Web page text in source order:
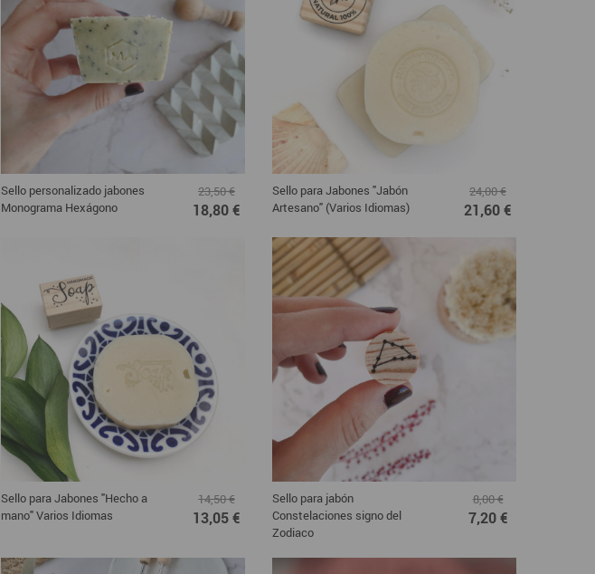
Sello personalizado jabones
Monograma Hexágono
23,50 €
18,80 €
Sello para Jabones "Jabón
Artesano" (Varios Idiomas)
24,00 €
21,60 €
Sello para Jabones "Hecho a
mano" Varios Idiomas
14,50 €
13,05 €
Sello para jabón
Constelaciones signo del
Zodiaco
8,00 €
7,20 €